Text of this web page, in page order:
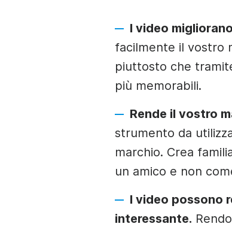
I video
facilmente il vostro
piuttosto che
più memorabili.
Rende il vostro
strumento da
marchio. Crea
un amico e non
I video possono
interessante.